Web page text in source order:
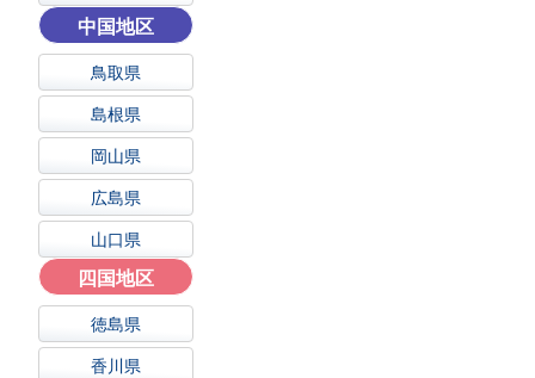
中国地区
鳥取県
島根県
岡山県
広島県
山口県
四国地区
徳島県
香川県